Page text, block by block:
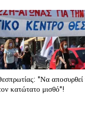
"Να αποσυρθεί
κατώτατο μισθό"!